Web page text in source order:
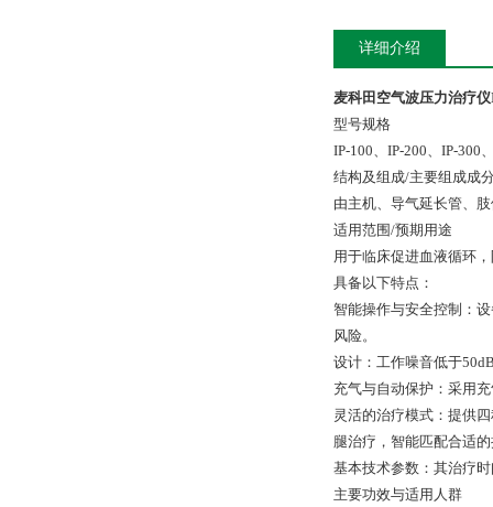
详细介绍
麦科田空气波压力治疗
型号规格
IP-100、IP-200、IP-300
结构及组成/主要组成成
由主机、导气延长管、
适用范围/预期用途
用于临床促进血液循环
具备以下特点：
智能操作与安全控制：
风险。
设计：工作噪音低于
充气与自动保护：采用
灵活的治疗模式：提供
腿治疗，智能匹配合适
基本技术参数：其治疗
主要功效与适用人群